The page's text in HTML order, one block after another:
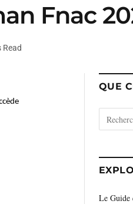
Fnac
Read
QUE
Le Guide